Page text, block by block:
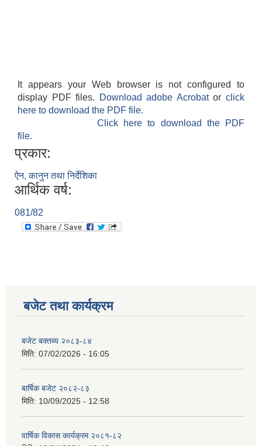
It appears your Web browser is not configured to
display PDF files.
Download adobe Acrobatorclick
here to download the PDF file.
Click here to download the PDF
file.
प्रकार:
ऐन, कानुन तथा निर्देशिका
आर्थिक वर्ष:
081/82
बजेट तथा कार्यक्रम
बजेट बक्तब्य २०८३-८४
मिति: 07/02/2026 - 16:05
बार्षिक बजेट २०८२-८३
मिति: 10/09/2025 - 12:58
वार्षिक विकास कार्यक्रम २०८१-८२